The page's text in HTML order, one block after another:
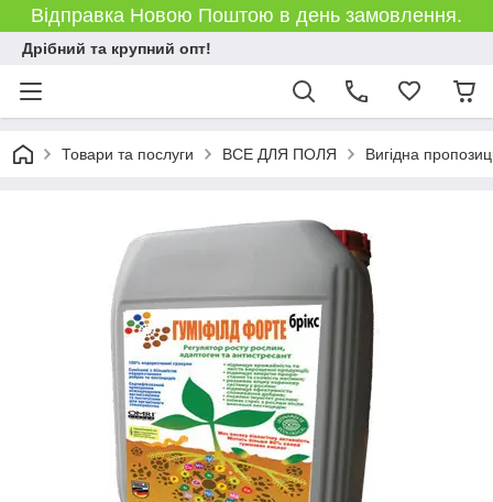
Відправка Новою Поштою в день замовлення.
Дрібний та крупний опт!
Товари та послуги ВСЕ ДЛЯ ПОЛЯ Вигідна